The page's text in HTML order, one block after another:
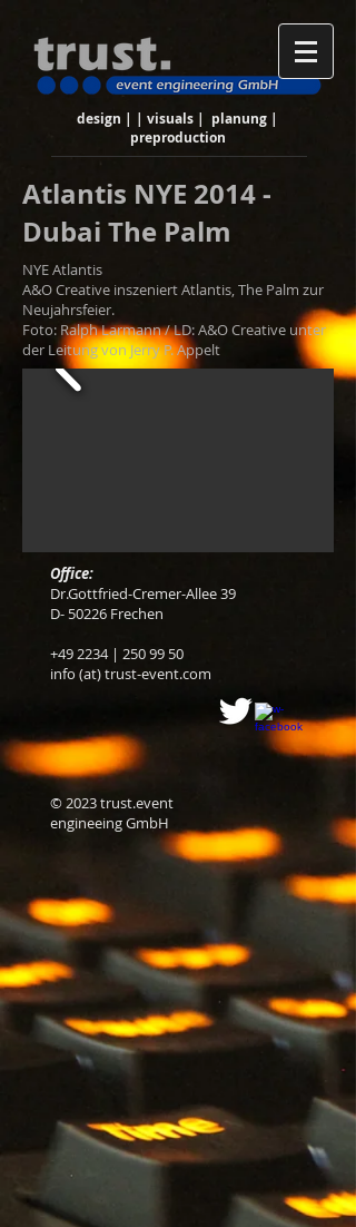
design | | visuals | planung |
preproduction
Atlantis NYE 2014 -
Dubai The Palm
NYE Atlantis
A&O Creative inszeniert Atlantis, The Palm zur
Neujahrsfeier.
Foto: Ralph Larmann / LD: A&O Creative unter
der Leitung von Jerry P. Appelt
Office:
Dr.Gottfried-Cremer-Allee 39
D- 50226 Frechen
+49 2234 | 250 99 50
info (at) trust-event.com
© 2023 trust.event
engineeing GmbH